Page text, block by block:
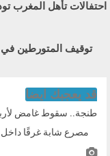
احتفالات تأهل المغرب
توقيف المتورطين في
قد يعجبك ايضا
طنجة.. سقوط غامض
مصرع شابة غرقًا